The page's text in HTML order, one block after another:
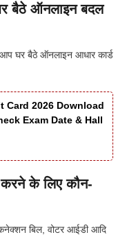
बैठे ऑनलाइन बदल
घर बैठे ऑनलाइन आधार कार्ड
Card 2026 Download
Exam Date & Hall
के लिए कौन-
बिल, वोटर आईडी आदि